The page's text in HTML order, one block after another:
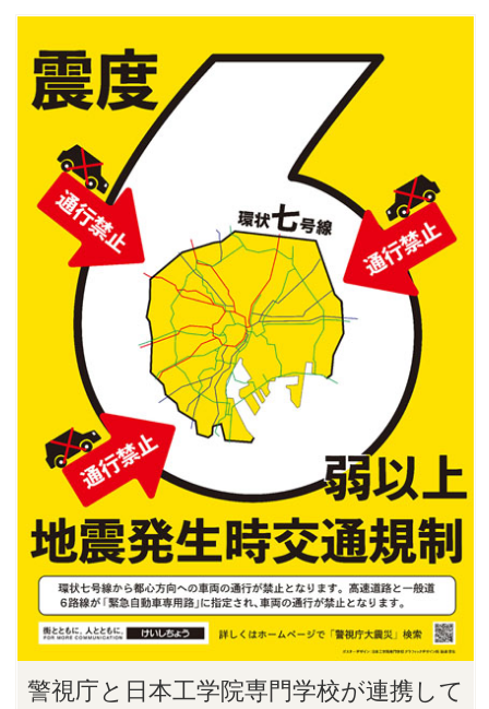
警視庁と日本工学院専門学校が連携して